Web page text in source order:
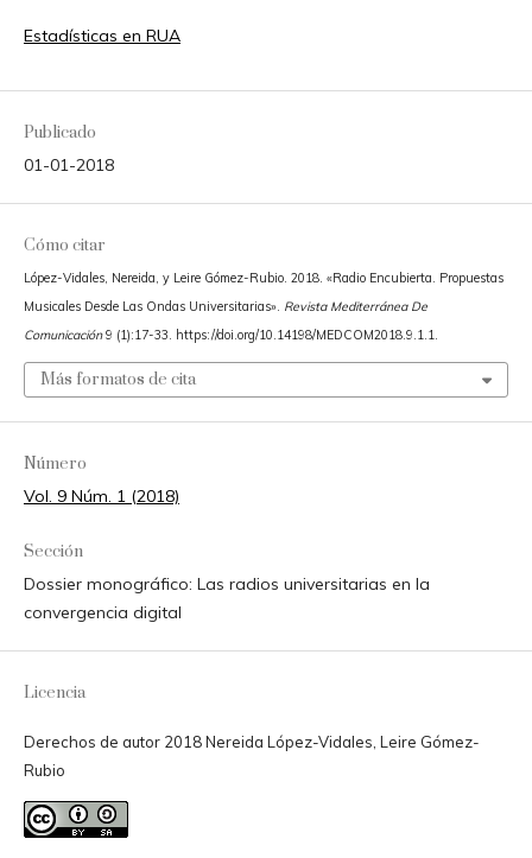
Estadísticas en RUA
Publicado
01-01-2018
Cómo citar
López-Vidales, Nereida, y Leire Gómez-Rubio. 2018. «Radio Encubierta. Propuestas
Musicales Desde Las Ondas Universitarias». Revista Mediterránea De
Comunicación9 (1):17-33. https://doi.org/10.14198/MEDCOM2018.9.1.1.
Más formatos de cita
Número
Vol. 9 Núm. 1 (2018)
Sección
Dossier monográfico: Las radios universitarias en la
convergencia digital
Licencia
Derechos de autor 2018 Nereida López-Vidales, Leire Gómez-
Rubio